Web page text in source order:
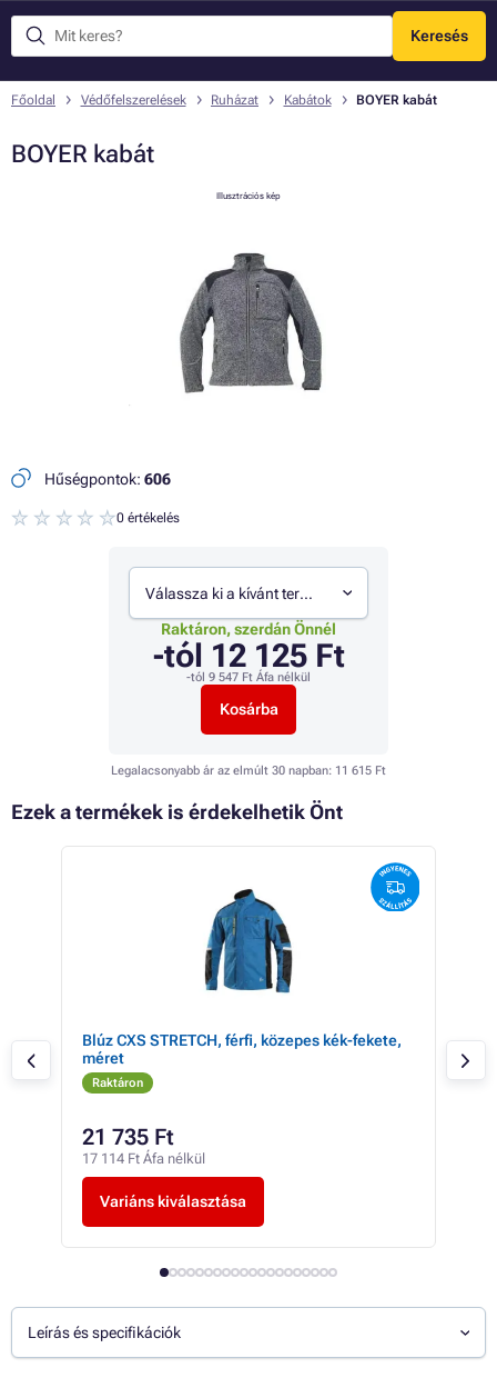
Keresés
Menü
Főoldal Védőfelszerelések Ruházat Kabátok BOYER kabát
BOYER kabát
Illusztrációs kép
Hűségpontok: 606
0 értékelés
Válassza ki a kívánt termékváltozatot
Raktáron, szerdán Önnél
-tól 12 125 Ft
-tól 9 547 Ft Áfa nélkül
Kosárba
Legalacsonyabb ár az elmúlt 30 napban: 11 615 Ft
Ezek a termékek is érdekelhetik Önt
Blúz CXS STRETCH, férfi, közepes kék-fekete,
méret
Raktáron
21 735 Ft
17 114 Ft Áfa nélkül
Variáns kiválasztása
Leírás és specifikációk